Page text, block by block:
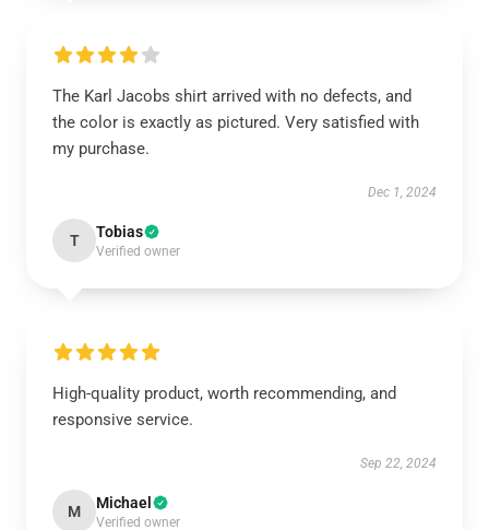
The Karl Jacobs shirt arrived with no defects, and
the color is exactly as pictured. Very satisfied with
my purchase.
Dec 1, 2024
T Tobias
Verified owner
High-quality product, worth recommending, and
responsive service.
Sep 22, 2024
M Michael
Verified owner